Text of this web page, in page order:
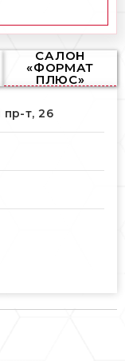
САЛОН
«ФОРМАТ
ПЛЮС»
пр-т, 26